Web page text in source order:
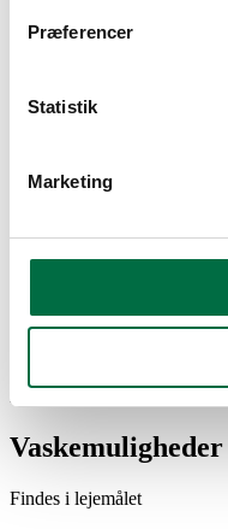
Præferencer
Statistik
Marketing
Uderum
Ja, med tilladelse
Delevenlig
Vaskemuligheder
Findes i lejemålet